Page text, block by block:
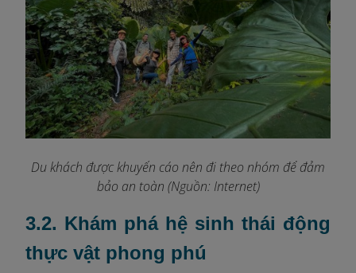
Du khách được khuyến cáo nên đi theo nhóm để đảm
bảo an toàn (Nguồn: Internet)
3.2. Khám phá hệ sinh thái động
thực vật phong phú